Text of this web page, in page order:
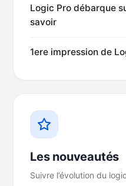
Logic Pro débarque
savoir
1ere impression de
Les nouveautés
Suivre l’évolution du